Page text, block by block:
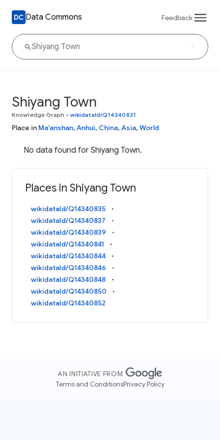
Data Commons Feedback
Shiyang Town
Knowledge Graph • wikidataId/Q14340831
Place in Ma'anshan, Anhui, China, Asia, World
No data found for Shiyang Town.
Places in Shiyang Town
wikidataId/Q14340835
wikidataId/Q14340837
wikidataId/Q14340839
wikidataId/Q14340841
wikidataId/Q14340844
wikidataId/Q14340846
wikidataId/Q14340848
wikidataId/Q14340850
wikidataId/Q14340852
AN INITIATIVE FROM
Terms and ConditionsPrivacy Policy